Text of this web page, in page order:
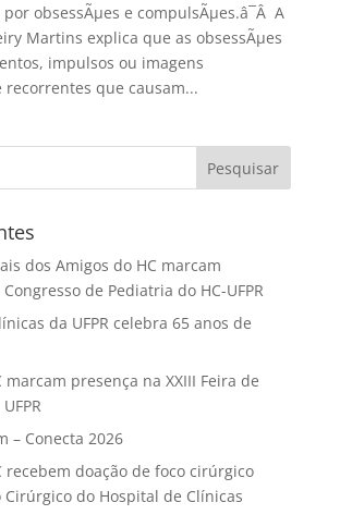
obsessÃµes e compulsÃµes.â¯Â A
Martins explica que as obsessÃµes
impulsos ou imagens
recorrentes que causam...
dos Amigos do HC marcam
de Pediatria do HC-UFPR
da UFPR celebra 65 anos de
marcam presença na XXIII Feira de
– Conecta 2026
recebem doação de foco cirúrgico
Cirúrgico do Hospital de Clínicas